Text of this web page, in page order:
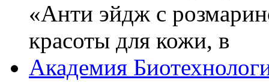
«Анти эйдж с
красоты для кожи, в
Академия